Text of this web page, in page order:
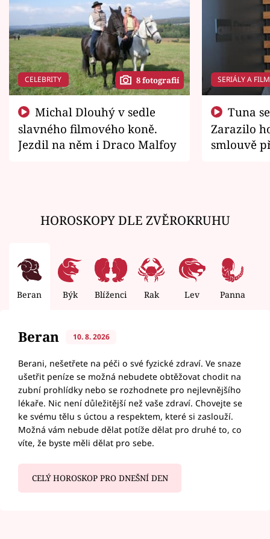
CELEBRITY 8 fotografií
slavného filmového koně.
Jezdil na něm i Draco Malfoy
SERIÁLY A
Zarazilo
smlouvě
HOROSKOPY DLE ZVĚROKRUHU
Beran Býk Blíženci Rak Lev Panna
Beran 10. 8. 2026
Berani, nešetřete na péči o své fyzické zdraví. Ve snaze
ušetřit peníze se možná nebudete obtěžovat chodit na
zubní prohlídky nebo se rozhodnete pro nejlevnějšího
lékaře. Nic není důležitější než vaše zdraví. Chovejte se
ke svému tělu s úctou a respektem, které si zaslouží.
Možná vám nebude dělat potíže dělat pro druhé to, co
víte, že byste měli dělat pro sebe.
CELÝ HOROSKOP PRO DNEŠNÍ DEN